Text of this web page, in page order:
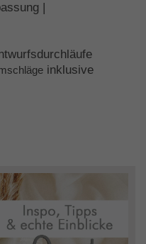
|
inklusive